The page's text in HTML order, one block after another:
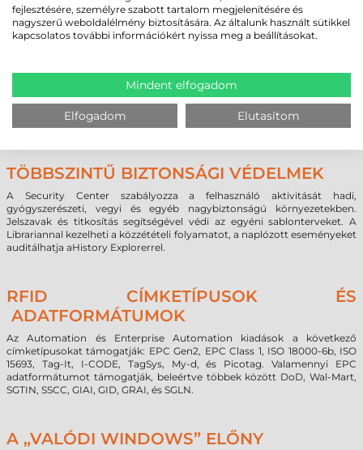
AS/400, Oracle stb. A BarTender támogatja a tervezés közbeni
adatmegtekintést és a nyomtatás idejű adatösszefűzést.
KÁRTYANYOMTATÁS ÉS KÓDOLÁS
A BarTender 10-es verziója hatékony funkciókat biztosít az
azonosítókártyák, belépőkártyák, tagkártyák és bármilyen
plasztikkártya tervezéséhez, nyomtatásához és kódolásához.
TÖBBSZINTŰ BIZTONSÁGI VÉDELMEK
A Security Center szabályozza a felhasználó aktivitását hadi,
gyógyszerészeti, vegyi és egyéb nagybiztonságú környezetekben.
Jelszavak és titkosítás segítségével védi az egyéni sablonterveket. A
Librariannal kezelheti a közzétételi folyamatot, a naplózott eseményeket
auditálhatja aHistory Explorerrel.
RFID CÍMKETÍPUSOK ÉS
ADATFORMÁTUMOK
Az Automation és Enterprise Automation kiadások a következő
címketípusokat támogatják: EPC Gen2, EPC Class 1, ISO 18000-6b, ISO
15693, Tag-It, I-CODE, TagSys, My-d, és Picotag. Valamennyi EPC
adatformátumot támogatják, beleértve többek között DoD, Wal-Mart,
SGTIN, SSCC, GIAI, GID, GRAI, és SGLN.
A „VALÓDI WINDOWS” ELŐNY
fejlesztésére, személyre szabott tartalom megjelenítésére és
nagyszerű weboldalélmény biztosítására. Az általunk használt sütikkel
kapcsolatos további információkért nyissa meg a beállításokat.
Mindent elfogadom
Elfogadom Elutasítom